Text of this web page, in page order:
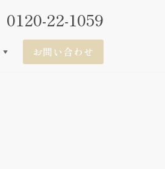
0120-22-1059
▼ お問い合わせ